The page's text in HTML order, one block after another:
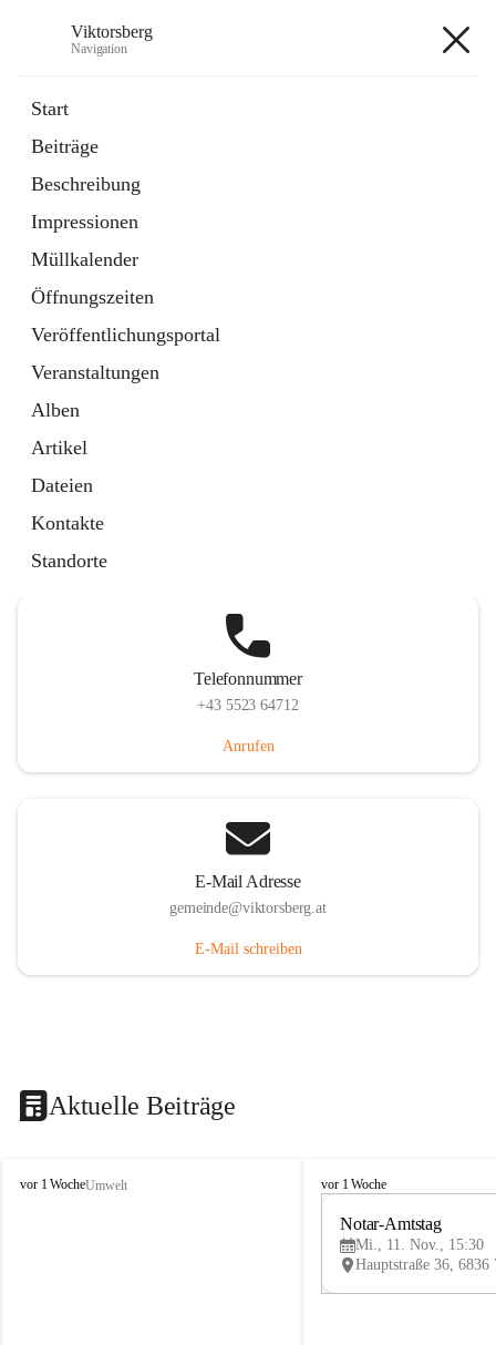
Viktorsberg
Navigation
Start
Beiträge
Beschreibung
Impressionen
Müllkalender
Öffnungszeiten
Veröffentlichungsportal
Veranstaltungen
Alben
Artikel
Dateien
Kontakte
Standorte
1 Schnellzugriff
Bürgerservice
10 Schnellzugriffe
Telefonnummer
+43 5523 64712
Anrufen
E-Mail Adresse
gemeinde@viktorsberg.at
E-Mail schreiben
Aktuelle Beiträge
V
vor 1 WocheUmwelt
V
vor 1 Woche
Notar-Amtstag
Mi., 11. Nov., 15:30